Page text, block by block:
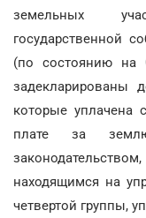
земельных
государственной
(по состоянию на
задекларированы
которые уплачена
плате за
находящимся на
четвертой группы,